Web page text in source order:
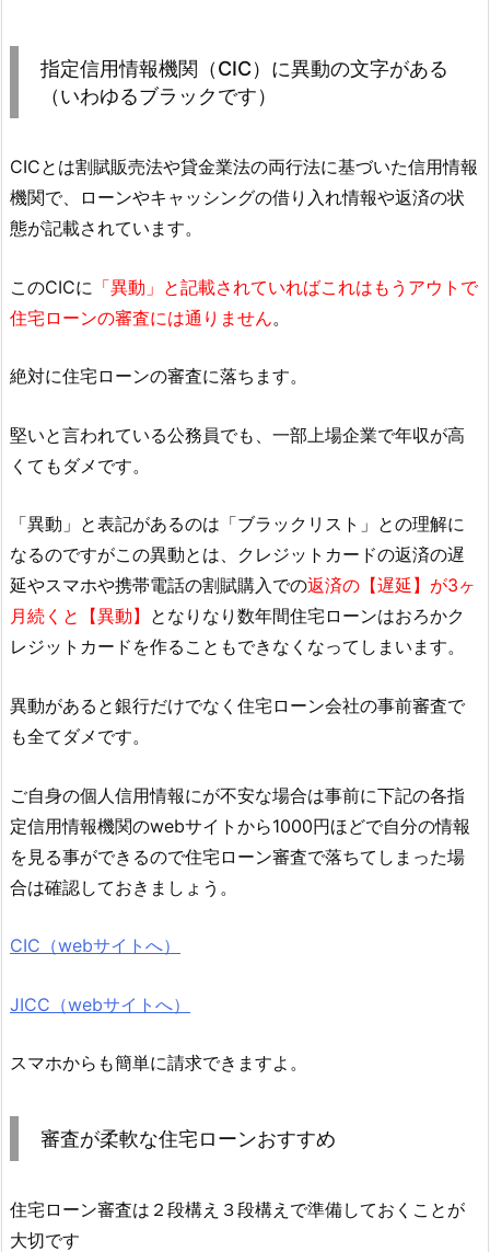
指定信用情報機関（CIC）に異動の文字がある
（いわゆるブラックです）
CICとは割賦販売法や貸金業法の両行法に基づいた信用情報
機関で、ローンやキャッシングの借り入れ情報や返済の状
態が記載されています。
このCICに 「異動」と記載されていればこれはもうアウトで
住宅ローンの審査には通りません。
絶対に住宅ローンの審査に落ちます。
堅いと言われている公務員でも、一部上場企業で年収が高
くてもダメです。
「異動」と表記があるのは「ブラックリスト」との理解に
なるのですがこの異動とは、クレジットカードの返済の遅
延やスマホや携帯電話の割賦購入での返済の【遅延】が3ヶ
月続くと【異動】 となりなり数年間住宅ローンはおろかク
レジットカードを作ることもできなくなってしまいます。
異動があると銀行だけでなく住宅ローン会社の事前審査で
も全てダメです。
ご自身の個人信用情報にが不安な場合は事前に下記の各指
定信用情報機関のwebサイトから1000円ほどで自分の情報
を見る事ができるので住宅ローン審査で落ちてしまった場
合は確認しておきましょう。
CIC（webサイトへ）
JICC（webサイトへ）
スマホからも簡単に請求できますよ。
審査が柔軟な住宅ローンおすすめ
住宅ローン審査は２段構え３段構えで準備しておくことが
大切です